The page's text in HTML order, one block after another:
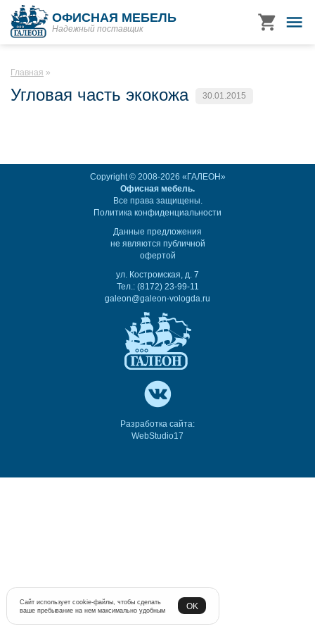
ОФИСНАЯ МЕБЕЛЬ
Надежный поставщик
Главная
Угловая часть экокожа 30.01.2015
Copyright © 2008-2026 «ГАЛЕОН»
Офисная мебель.
Все права защищены.
Политика конфиденциальности
Данные предложения
не являются публичной
офертой
ул. Костромская, д. 7
Тел.: (8172) 23-99-11
galeon@galeon-vologda.ru
Разработка сайта:
WebStudio17
Сайт использует cookie-файлы, чтобы сделать
ваше пребывание на нем максимально удобным
OK